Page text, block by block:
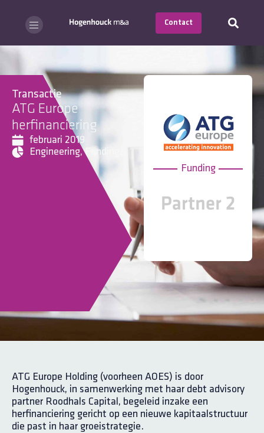
Contact
Transactie
ATG Europe
herfinanciering
februari 2019
Engineering,Funding
Funding
ATG Europe Holding (voorheen AOES) is door
Hogenhouck, in samenwerking met haar debt advisory
partner Roodhals Capital, begeleid inzake een
herfinanciering gericht op een nieuwe kapitaalstructuur
die past in haar groeistrategie.